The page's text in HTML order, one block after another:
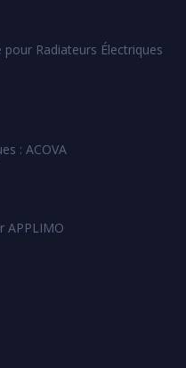
Radiateurs Électriques
: ACOVA
APPLIMO